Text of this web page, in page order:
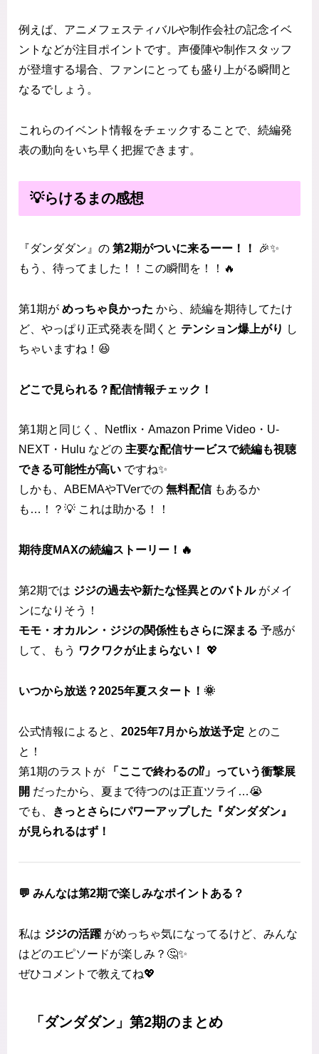
例えば、アニメフェスティバルや制作会社の記念イベ
ントなどが注目ポイントです。声優陣や制作スタッフ
が登壇する場合、ファンにとっても盛り上がる瞬間と
なるでしょう。
これらのイベント情報をチェックすることで、続編発
表の動向をいち早く把握できます。
💡らけるまの感想
『ダンダダン』の 第2期がついに来るーー！！
🎉✨
もう、待ってました！！この瞬間を！！🔥
第1期が めっちゃ良かった から、続編を期待してたけ
ど、やっぱり正式発表を聞くと テンション爆上がり し
ちゃいますね！😆
どこで見られる？配信情報チェック！
第1期と同じく、Netflix・Amazon Prime Video・U-
NEXT・Hulu などの 主要な配信サービスで続編も視聴
できる可能性が高い ですね✨
しかも、ABEMAやTVerでの 無料配信もあるか
も…！？💡 これは助かる！！
期待度MAXの続編ストーリー！🔥
第2期では ジジの過去や新たな怪異とのバトルがメイ
ンになりそう！
モモ・オカルン・ジジの関係性もさらに深まる 予感が
して、もう ワクワクが止まらない！ 💖
いつから放送？2025年夏スタート！🌞
公式情報によると、 2025年7月から放送予定 とのこ
と！
第1期のラストが
「ここで終わるの⁉」っていう衝撃展
開 だったから、夏まで待つのは正直ツライ…😭
でも、
きっとさらにパワーアップした『ダンダダン』
が見られるはず！
💬 みんなは第2期で楽しみなポイントある？
私は ジジの活躍 がめっちゃ気になってるけど、みんな
はどのエピソードが楽しみ？🤔✨
ぜひコメントで教えてね💖
「ダンダダン」第2期のまとめ